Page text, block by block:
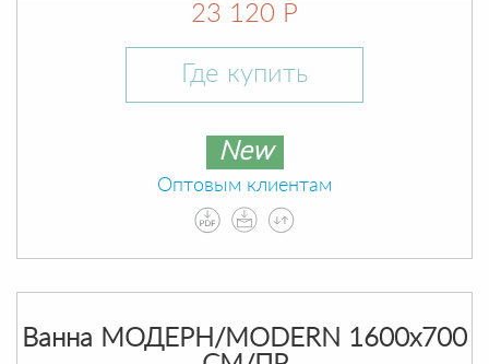
23 120 Р
Где купить
New
Оптовым клиентам
Ванна МОДЕРН/MODERN 1600х700